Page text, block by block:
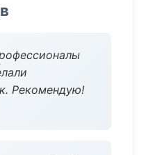
Рекомендую!